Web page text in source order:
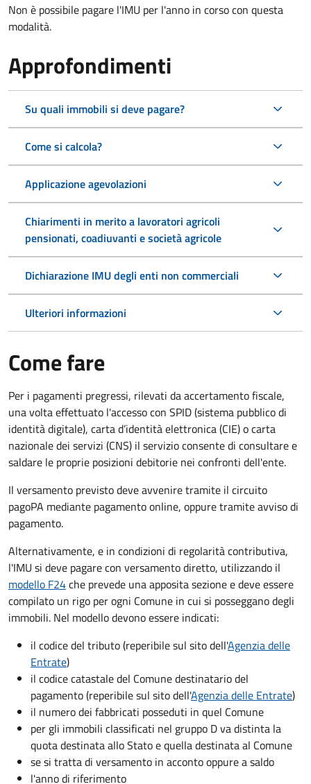
Non è possibile pagare l'IMU per l'anno in corso con questa
modalità.
Approfondimenti
Su quali immobili si deve pagare?
Come si calcola?
Applicazione agevolazioni
Chiarimenti in merito a lavoratori agricoli
pensionati, coadiuvanti e società agricole
Dichiarazione IMU degli enti non commerciali
Ulteriori informazioni
Come fare
Per i pagamenti pregressi, rilevati da accertamento fiscale,
una volta effettuato l'accesso con SPID (sistema pubblico di
identità digitale), carta d’identità elettronica (CIE) o carta
nazionale dei servizi (CNS) il servizio consente di consultare e
saldare le proprie posizioni debitorie nei confronti dell'ente.
Il versamento previsto deve avvenire tramite il circuito
pagoPA mediante pagamento online, oppure tramite avviso di
pagamento.
Alternativamente, e in condizioni di regolarità contributiva,
l'IMU si deve pagarecon versamento diretto, utilizzando il
modello F24che prevede una apposita sezione e deve essere
compilato un rigo per ogni Comune in cui si posseggano degli
immobili. Nel modello devono essere indicati:
il codice del tributo(reperibile sul sito dell'Agenzia delle
Entrate)
il codice catastale del Comunedestinatario del
pagamento (reperibile sul sito dell'Agenzia delle Entrate)
il numero dei fabbricati posseduti in quel Comune
per gli immobili classificati nel gruppo D va distinta la
quota destinata allo Stato e quella destinata al Comune
se si tratta di versamento in acconto oppure a saldo
l'anno di riferimento